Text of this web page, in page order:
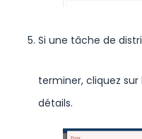
Si une tâche de distribution n'a pas réussi à se
terminer, cliquez sur
détails.